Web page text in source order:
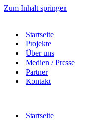
Zum Inhalt springen
Startseite
Projekte
Über uns
Medien / Presse
Partner
Kontakt
Startseite